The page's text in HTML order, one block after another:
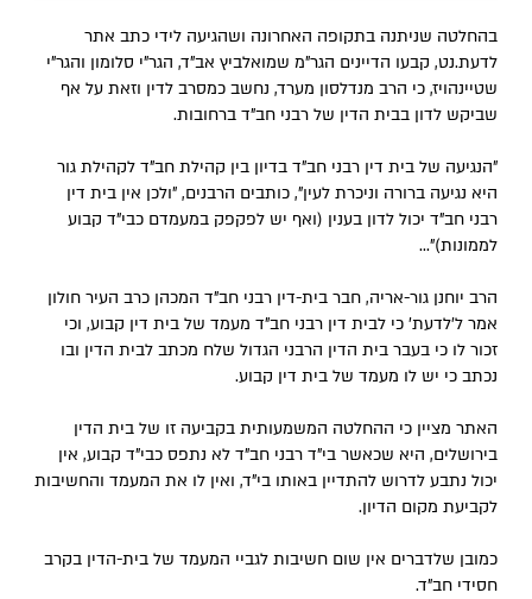
בהחלטה שניתנה בתקופה האחרונה ושהגיעה לידי כתב אתר
לדעת.נט, קבעו הדיינים הגר"מ שמואלביץ אב"ד, הגר"י סלומון והגר"י
שטיינהויז, כי הרב מנדלסון מערד, נחשב כמסרב לדין וזאת על אף
שביקש לדון בבית הדין של רבני חב"ד ברחובות.
"הנגיעה של בית דין רבני חב"ד בדיון בין קהילת חב"ד לקהילת גור
היא נגיעה ברורה וניכרת לעין", כותבים הרבנים, "ולכן אין בית דין
רבני חב"ד יכול לדון בענין (ואף יש לפקפק במעמדם כבי"ד קבוע
לממונות)"...
הרב יוחנן גור-אריה, חבר בית-דין רבני חב"ד המכהן כרב העיר חולון
אמר ל'לדעת' כי לבית דין רבני חב"ד מעמד של בית דין קבוע, וכי
זכור לו כי בעבר בית הדין הרבני הגדול שלח מכתב לבית הדין ובו
נכתב כי יש לו מעמד של בית דין קבוע.
האתר מציין כי ההחלטה המשמעותית בקביעה זו של בית הדין
בירושלים, היא שכאשר בי"ד רבני חב"ד לא נתפס כבי"ד קבוע, אין
יכול נתבע לדרוש להתדיין באותו בי"ד, ואין לו את המעמד והחשיבות
לקביעת מקום הדיון.
כמובן שלדברים אין שום חשיבות לגביי המעמד של בית-הדין בקרב
חסידי חב"ד.